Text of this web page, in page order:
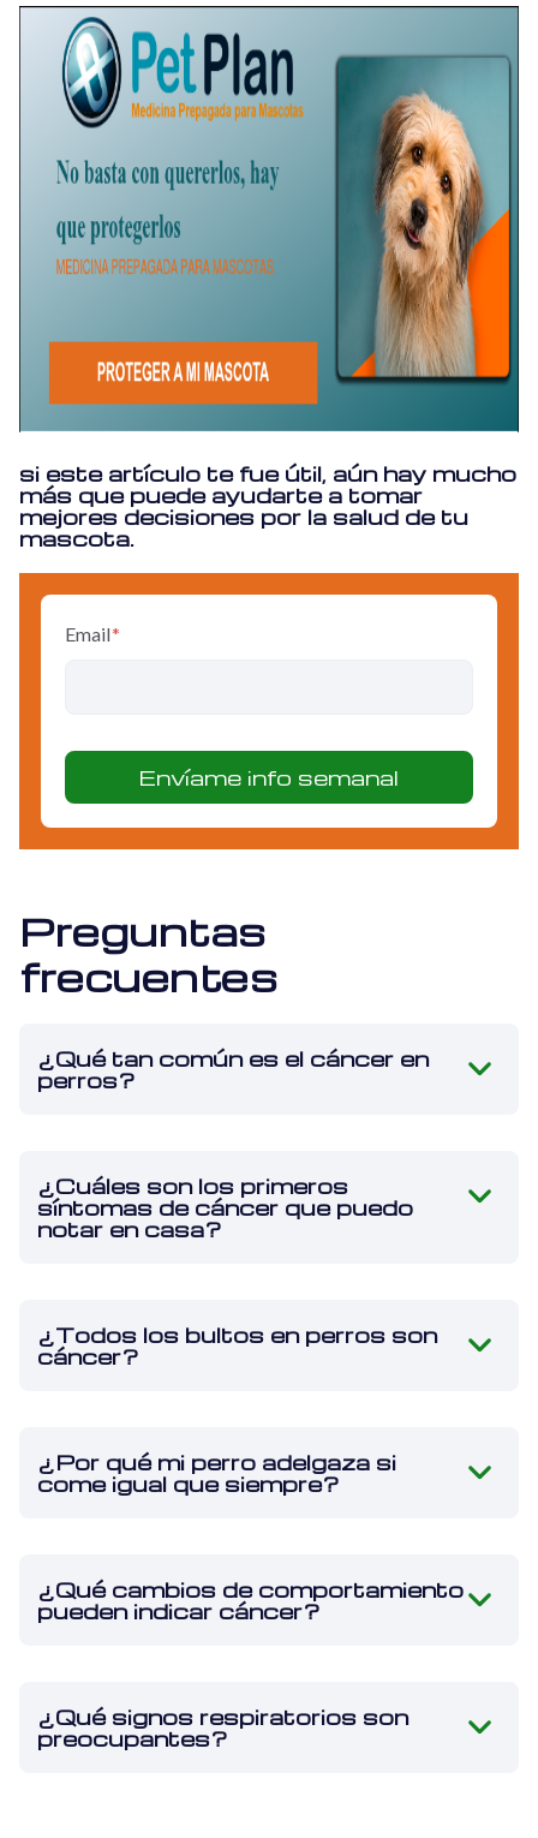
si este artículo te fue útil, aún hay mucho
más que puede ayudarte a tomar
mejores decisiones por la salud de tu
mascota.
Email*
Preguntas
frecuentes
¿Qué tan común es el cáncer en
perros?
¿Cuáles son los primeros
síntomas de cáncer que puedo
notar en casa?
¿Todos los bultos en perros son
cáncer?
¿Por qué mi perro adelgaza si
come igual que siempre?
¿Qué cambios de comportamiento
pueden indicar cáncer?
¿Qué signos respiratorios son
preocupantes?